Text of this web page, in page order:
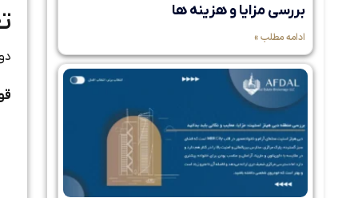
دولت
بررسی مزایا و هزینه ها
ادامه مطلب »